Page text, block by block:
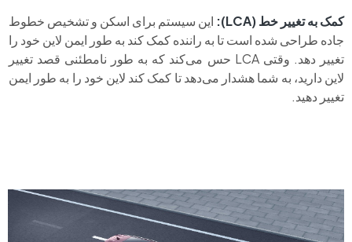
کمک به تغییر خط(LCA)
: این سیستم برای اسکن و تشخیص خطوط
جاده طراحی شده است تا به راننده کمک کند به طور ایمن لاین خود را
تغییر دهد. وقتی LCA حس می‌کند که به طور نامطئنی قصد تغییر
لاین دارید، به شما هشدار می‌دهد تا کمک کند لاین خود را به طور ایمن
تغییر دهید.